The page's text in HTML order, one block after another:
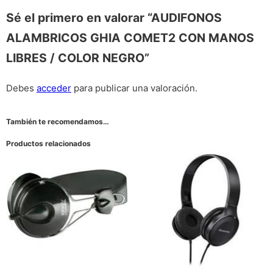
Sé el primero en valorar “AUDIFONOS
ALAMBRICOS GHIA COMET2 CON MANOS
LIBRES / COLOR NEGRO”
Debes acceder para publicar una valoración.
También te recomendamos…
Productos relacionados